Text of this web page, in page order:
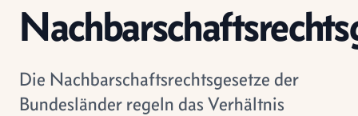
Die Nachbarschaftsrechtsgesetze der
Bundesländer regeln das Verhältnis